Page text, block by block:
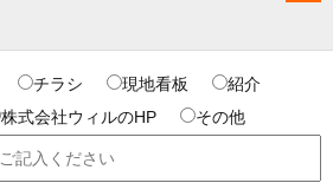
チラシ 現地看板
紹介
株式会社ウィルのHP その他